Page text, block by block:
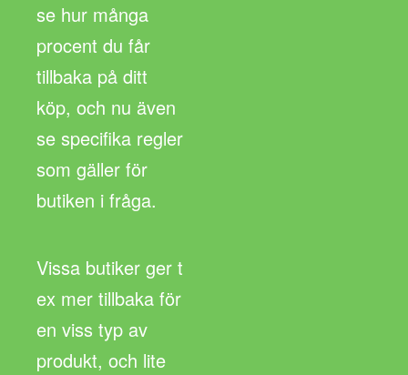
se hur många
procent du får
tillbaka på ditt
köp, och nu även
se specifika regler
som gäller för
butiken i fråga.
Vissa butiker ger t
ex mer tillbaka för
en viss typ av
produkt, och lite